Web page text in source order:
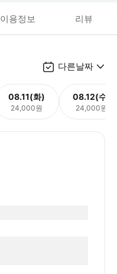
이용정보 리뷰
다른날짜
08.11(화)
24,000원
08.12(수)
24,000원